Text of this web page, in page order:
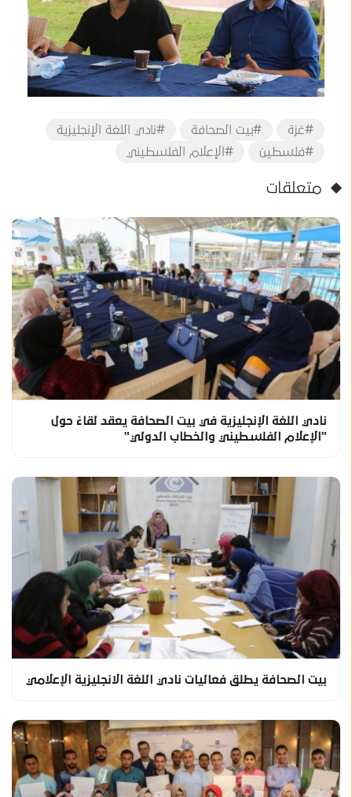
#غزة #بيت الصحافة
#نادي اللغة الإنجليزية
#فلسطين
#الإعلام الفلسطيني
متعلقات
نادي اللغة الإنجليزية في بيت الصحافة يعقد لقاءً حول
"الإعلام الفلسطيني والخطاب الدولي"
بيت الصحافة يطلق فعاليات نادي اللغة الانجليزية الإعلامي